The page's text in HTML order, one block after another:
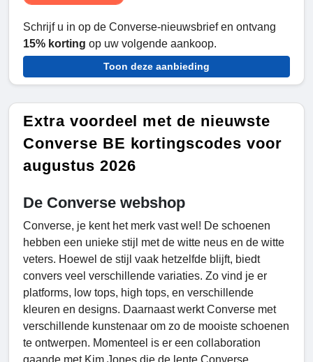
Schrijf u in op de Converse-nieuwsbrief en ontvang
15% korting op uw volgende aankoop.
Toon deze aanbieding
Extra voordeel met de nieuwste
Converse BE kortingscodes voor
augustus 2026
De Converse webshop
Converse, je kent het merk vast wel! De schoenen
hebben een unieke stijl met de witte neus en de witte
veters. Hoewel de stijl vaak hetzelfde blijft, biedt
convers veel verschillende variaties. Zo vind je er
platforms, low tops, high tops, en verschillende
kleuren en designs. Daarnaast werkt Converse met
verschillende kunstenaar om zo de mooiste schoenen
te ontwerpen. Momenteel is er een collaboration